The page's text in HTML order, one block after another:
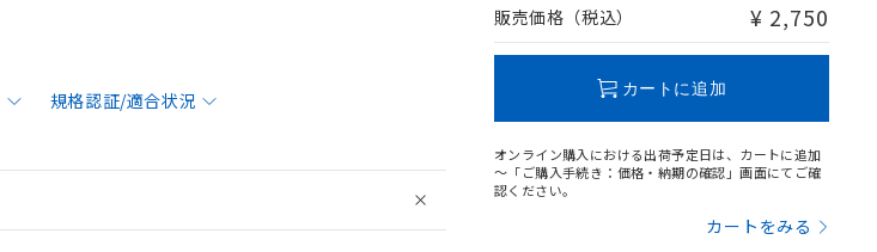
規格認証/適合状況
販売価格（税込） ¥ 2,750
カートに追加
オンライン購入における出荷予定日は、カートに追加
～「ご購入手続き：価格・納期の確認」画面にてご確
認ください。
カートをみる